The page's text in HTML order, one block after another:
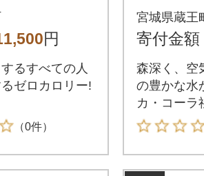
円
るすべての人
ゼロカロリー!
（0件）
宮城県蔵王
寄付金額
森深く、空
の豊かな水
カ・コーラ
場直送でお